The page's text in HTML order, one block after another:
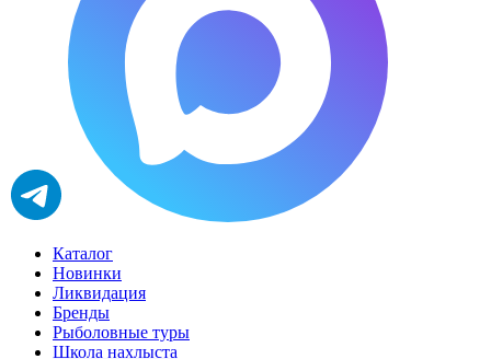
Каталог
Новинки
Ликвидация
Бренды
Рыболовные туры
Школа нахлыста